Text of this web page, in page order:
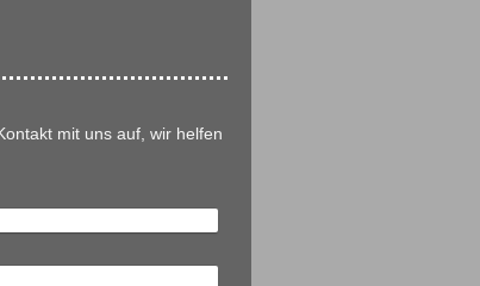
mit uns auf, wir helfen